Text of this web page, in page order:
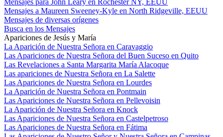
Mensajes a Maureen Sweeney-Kyle en North Ridgeville, EEUU
Mensajes de diversas orígenes
Busca en los Mensajes
Apariciones de Jesús y María
La Aparición de Nuestra Señora en Caravaggio
Las Apariciones de Nuestra Señora del Buen Suceso en Quito
Las Revelaciones a Santa Margarita María Alacoque
Las apariciones de Nuestra Señora en La Salette
Las Apariciones de Nuestra Señora en Lourdes
La Aparición de Nuestra Señora en Pontmain
Las Apariciones de Nuestra Señora en Pellevoisin
La Aparición de Nuestra Señora en Knock
Las Apariciones de Nuestra Señora en Castelpetroso
Las Apariciones de Nuestra Señora en Fátima